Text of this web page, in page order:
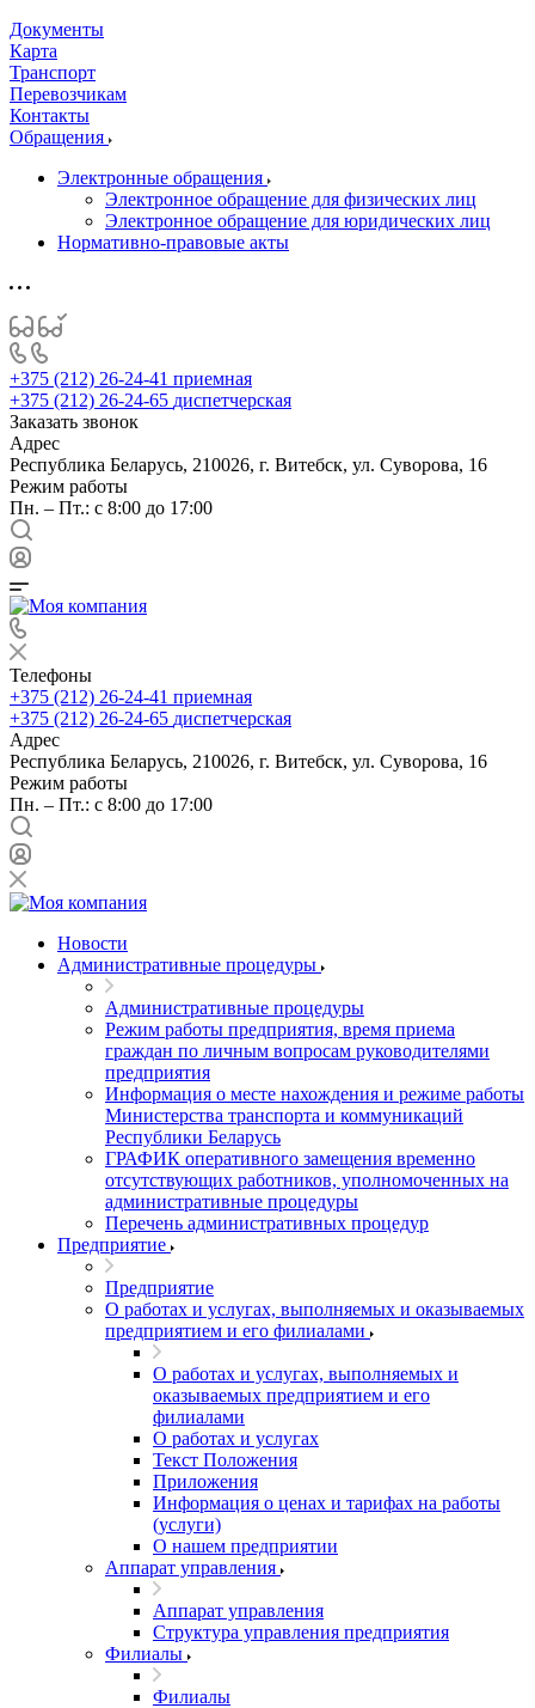
Документы
Карта
Транспорт
Перевозчикам
Контакты
Обращения
Электронные обращения
Электронное обращение для физических лиц
Электронное обращение для юридических лиц
Нормативно-правовые акты
+375 (212) 26-24-41 приемная
+375 (212) 26-24-65 диспетчерская
Заказать звонок
Адрес
Республика Беларусь, 210026, г. Витебск, ул. Суворова, 16
Режим работы
Пн. – Пт.: с 8:00 до 17:00
Телефоны
+375 (212) 26-24-41 приемная
+375 (212) 26-24-65 диспетчерская
Адрес
Республика Беларусь, 210026, г. Витебск, ул. Суворова, 16
Режим работы
Пн. – Пт.: с 8:00 до 17:00
Новости
Административные процедуры
Административные процедуры
Режим работы предприятия, время приема
граждан по личным вопросам руководителями
предприятия
Информация о месте нахождения и режиме работы
Министерства транспорта и коммуникаций
Республики Беларусь
ГРАФИК оперативного замещения временно
отсутствующих работников, уполномоченных на
административные процедуры
Перечень административных процедур
Предприятие
Предприятие
О работах и услугах, выполняемых и оказываемых
предприятием и его филиалами
О работах и услугах, выполняемых и
оказываемых предприятием и его
филиалами
О работах и услугах
Текст Положения
Приложения
Информация о ценах и тарифах на работы
(услуги)
О нашем предприятии
Аппарат управления
Аппарат управления
Структура управления предприятия
Филиалы
Филиалы